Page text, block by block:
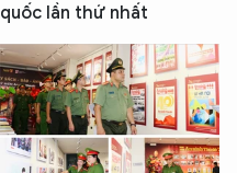
quốc lần thứ nhất